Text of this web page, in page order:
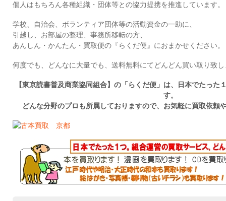
個人はもちろん各種組織・団体等との協力提携を推進しています。
学校、自治会、ボランティア団体等の活動資金の一助に、
引越し、お部屋の整理、事務所移転の方、
あんしん・かんたん・買取便の『らくだ便』におまかせください。
何度でも、どんなに大量でも、送料無料にてどんどん買い取り致し
【東京読書普及商業協同組合】の「らくだ便」は、日本でたった
す。
どんな分野のプロも所属しておりますので、お気軽に買取依頼